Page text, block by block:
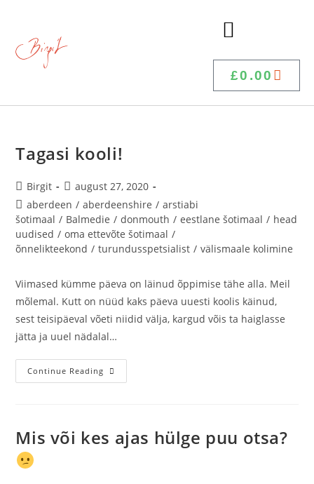
£0.00
Tagasi kooli!
Birgit
august 27, 2020
aberdeen / aberdeenshire / arstiabi
šotimaal / Balmedie / donmouth / eestlane šotimaal / head
uudised / oma ettevõte šotimaal /
õnnelikteekond / turundusspetsialist / välismaale kolimine
Viimased kümme päeva on läinud õppimise tähe alla. Meil
mõlemal. Kutt on nüüd kaks päeva uuesti koolis käinud,
sest teisipäeval võeti niidid välja, kargud võis ta haiglasse
jätta ja uuel nädalal…
Continue Reading
Mis või kes ajas hülge puu otsa?